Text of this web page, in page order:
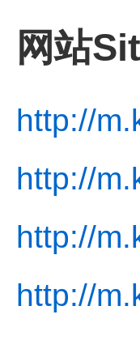
网站
http://
http://
http://
http://